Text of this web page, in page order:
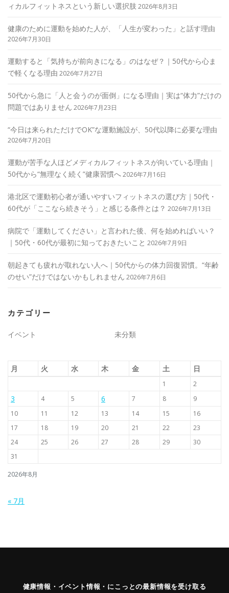
ィカルフィットネスという新しい選択肢 2026年8月3日
健康のために運動を始めた人が、「人生が変わった」と話す理由
2026年7月30日
運動すると「気持ちが前向きになる」のはなぜ？｜50代から心ま
で軽くなる理由 2026年7月27日
50代から急に「人と会うのが面倒」になる理由｜実は“体力”だけの
問題ではありません 2026年7月23日
“今日は来られただけでOK”な運動施設が、50代以降に必要な理由
2026年7月20日
運動が苦手な人ほどメディカルフィットネスが向いている理由｜
50代から“無理なく続く”健康習慣へ2026年7月16日
港北区で運動初心者が通いやすいフィットネスの選び方｜50代・
60代が「ここなら続きそう」と感じる条件とは？ 2026年7月13日
病院で「運動してください」と言われた後、何を始めればいい？
｜50代・60代が最初に知っておきたいこと 2026年7月9日
朝起きても疲れが取れない人へ｜50代からの体力回復習慣。“年齢
のせい”だけではないかもしれません 2026年7月6日
カテゴリー
イベント 未分類
2026年8月
月 火 水 木 金 土 日
1 2
3 4 5 6 7 8
9
10
11 12 13 14 15
16
17
18 19 20 21 22
23
24
25 26 27 28 29
30
31
« 7月
健康情報・イベント情報・にこっとの最新情報を受け取る